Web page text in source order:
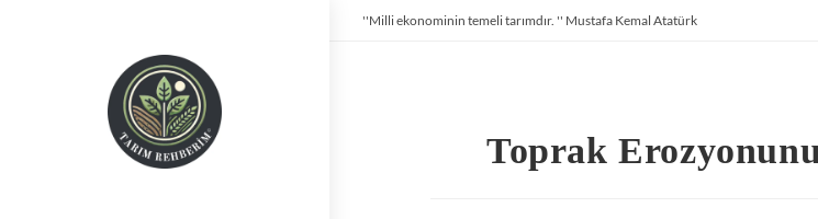
''Milli ekonominin temeli tarımdır. '' Mustafa Kemal Atatürk
Toprak